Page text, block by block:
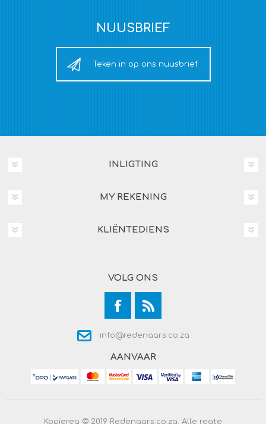
NUUSBRIEF
Teken in op ons nuusbrief
INLIGTING
MY REKENING
KLIËNTEDIENS
VOLG ONS
info@redenaars.co.za
AANVAAR
Kopiereg © 2019 Redenaars.co.za. Alle regte